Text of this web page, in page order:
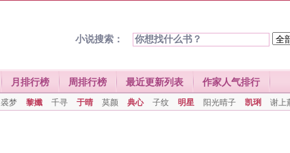
小说搜索：
月排行榜 周排行榜 最近更新列表 作家人气排行
裘梦 黎孅 千寻 于晴 莫颜 典心 子纹 明星 阳光晴子 凯琍 谢上